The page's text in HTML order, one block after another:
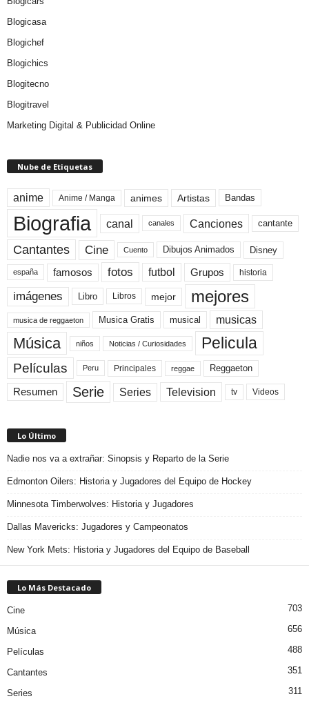
Blogicasa
Blogichef
Blogichics
Blogitecno
Blogitravel
Marketing Digital & Publicidad Online
Nube de Etiquetas
anime Anime / Manga animes Artistas Bandas
Biografia canal canales Canciones cantante
Cantantes Cine Cuento Dibujos Animados Disney
españa famosos fotos futbol Grupos historia
imágenes Libro Libros mejor mejores
musica de reggaeton Musica Gratis musical musicas
Música niños Noticias / Curiosidades Pelicula
Películas Peru Principales reggae Reggaeton
Resumen Serie Series Television tv Videos
Lo Último
Nadie nos va a extrañar: Sinopsis y Reparto de la Serie
Edmonton Oilers: Historia y Jugadores del Equipo de Hockey
Minnesota Timberwolves: Historia y Jugadores
Dallas Mavericks: Jugadores y Campeonatos
New York Mets: Historia y Jugadores del Equipo de Baseball
Lo Más Destacado
Cine 703
Música 656
Películas 488
Cantantes 351
Series 311